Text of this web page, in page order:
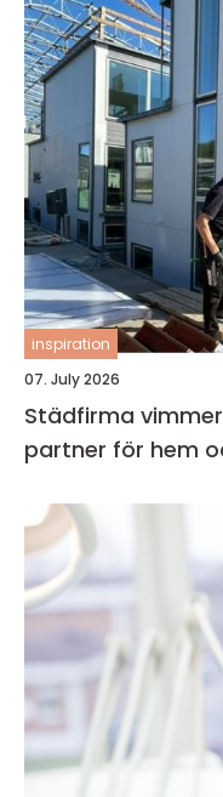
inspiration
07. July 2026
Städfirma vimmerby så hittar
partner för hem